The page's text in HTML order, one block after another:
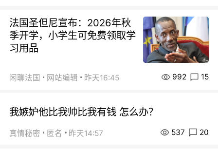
法国圣但尼宣布：2026年秋
季开学，小学生可免费领取学
习用品
闲聊法国 网站编辑 昨天16:45 992 15
我嫉妒他比我帅比我有钱 怎么办？
真情秘密 匿名 昨天14:57 537 20